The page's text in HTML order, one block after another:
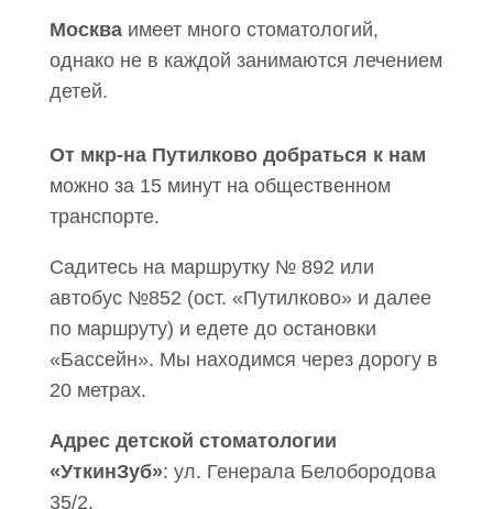
Москваимеет много стоматологий,
однако не в каждой занимаются лечением
детей.
От мкр-на Путилково добраться к нам
можно за 15 минут на общественном
транспорте.
Садитесь на маршрутку № 892 или
автобус №852 (ост. «Путилково» и далее
по маршруту) и едете до остановки
«Бассейн». Мы находимся через дорогу в
20 метрах.
Адрес детской стоматологии
«УткинЗуб»: ул. Генерала Белобородова
35/2.